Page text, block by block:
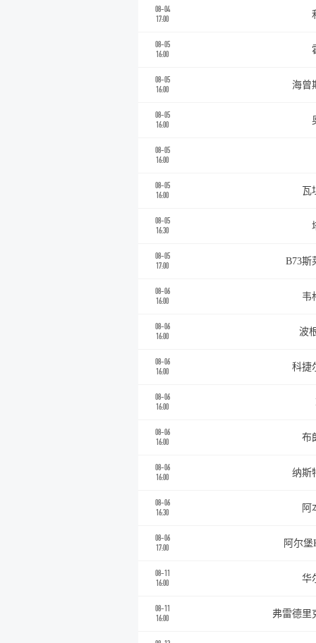
08-04
17:00
08-05
16:00
08-05
16:00
海曾
08-05
16:00
08-05
16:00
08-05
16:00
瓦
08-05
16:30
08-05
17:00
B73斯
08-06
16:00
韦
08-06
16:00
波
08-06
16:00
科捷
08-06
16:00
08-06
16:00
布
08-06
16:00
纳斯
08-06
16:30
阿
08-06
17:00
阿尔
08-11
16:00
华
08-11
16:00
弗雷德里